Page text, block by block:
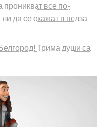
проникват все по-
да се окажат в полза
Трима души са